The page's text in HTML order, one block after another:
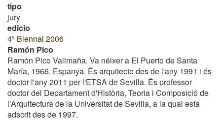
tipo
jury
edicio
4ª Biennal 2006
Ramón Pico
Ramón Pico Valimaña. Va néixer a El Puerto de Santa
María, 1966, Espanya. És arquitecte des de l'any 1991 i és
doctor l'any 2011 per l'ETSA de Sevilla. És professor
doctor del Departament d'Història, Teoria i Composició de
l'Arquitectura de la Universitat de Sevilla, a la qual està
adscrit des de 1997.